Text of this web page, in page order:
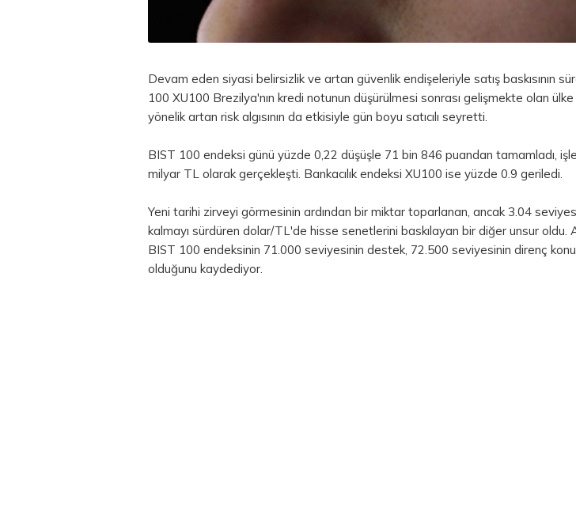
Devam eden siyasi belirsizlik ve artan güvenlik endişeleriyle satış baskısının
100 XU100 Brezilya'nın kredi notunun düşürülmesi sonrası gelişmekte olan ülke
yönelik artan risk algısının da etkisiyle gün boyu satıcılı seyretti.
BIST 100 endeksi günü yüzde 0,22 düşüşle 71 bin 846 puandan tamamladı,
milyar TL olarak gerçekleşti. Bankacılık endeksi XU100 ise yüzde 0.9 geriledi.
Yeni tarihi zirveyi görmesinin ardından bir miktar toparlanan, ancak 3.04
kalmayı sürdüren dolar/TL'de hisse senetlerini baskılayan bir diğer unsur oldu.
BIST 100 endeksinin 71.000 seviyesinin destek, 72.500 seviyesinin direnç
olduğunu kaydediyor.